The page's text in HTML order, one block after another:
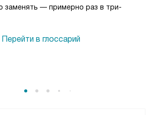
заменять — примерно раз в три-
Перейти в глоссарий